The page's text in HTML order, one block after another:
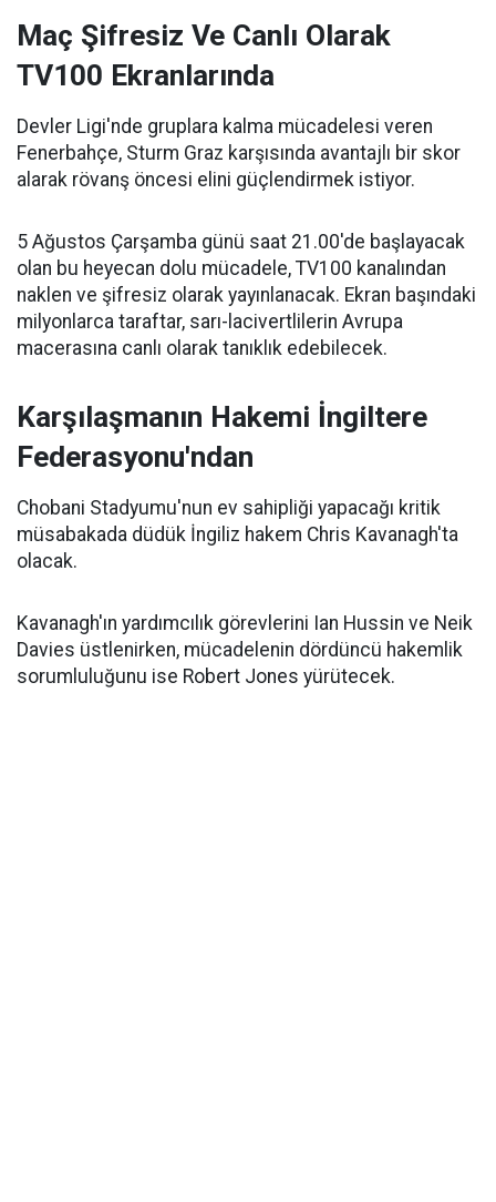
Maç Şifresiz Ve Canlı Olarak
TV100 Ekranlarında
Devler Ligi'nde gruplara kalma mücadelesi veren
Fenerbahçe, Sturm Graz karşısında avantajlı bir skor
alarak rövanş öncesi elini güçlendirmek istiyor.
5 Ağustos Çarşamba günü saat 21.00'de başlayacak
olan bu heyecan dolu mücadele, TV100 kanalından
naklen ve şifresiz olarak yayınlanacak. Ekran başındaki
milyonlarca taraftar, sarı-lacivertlilerin Avrupa
macerasına canlı olarak tanıklık edebilecek.
Karşılaşmanın Hakemi İngiltere
Federasyonu'ndan
Chobani Stadyumu'nun ev sahipliği yapacağı kritik
müsabakada düdük İngiliz hakem Chris Kavanagh'ta
olacak.
Kavanagh'ın yardımcılık görevlerini Ian Hussin ve Neik
Davies üstlenirken, mücadelenin dördüncü hakemlik
sorumluluğunu ise Robert Jones yürütecek.